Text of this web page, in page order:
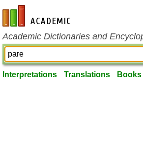
en-academic.com
Academic Dictionaries and
Interpretations Translations Books